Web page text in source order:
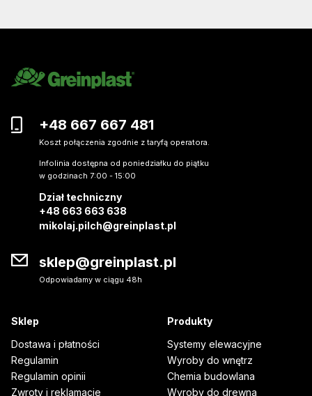
+48 667 667 481
Koszt połączenia zgodnie z taryfą operatora.
Infolinia dostępna od poniedziałku do piątku
w godzinach 7:00 - 15:00
Dział techniczny
+48 663 663 638
mikolaj.pilch@greinplast.pl
sklep@greinplast.pl
Odpowiadamy w ciągu 48h
Sklep
Dostawa i płatności
Regulamin
Regulamin opinii
Zwroty i reklamacje
Produkty
Systemy elewacyjne
Wyroby do wnętrz
Chemia budowlana
Wyroby do drewna